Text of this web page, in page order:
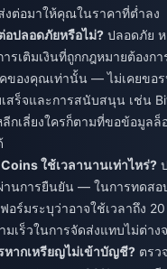
งต่อมาให้คุณในราคาที่ต่ำลง
อปลอดภัยหรือไม่? ปลอดภัย
รเติมเงินที่ถูกกฎหมายต้องกา
ของคุณเท่านั้น — ไม่เคยขอ
สร็จและการสนับสนุน เช่น
กเลี่ยงใครก็ตามที่ขอข้อมูลล็
ใช้เวลานานเท่าไหร่?
นการยืนยัน — ในการทดสอ
อร์มระบุว่าอาจใช้เวลาถึง
เร็วในการจัดส่งแทบไม่ต่าง
หากเหรียญไม่เข้าบัญชี? ตรว